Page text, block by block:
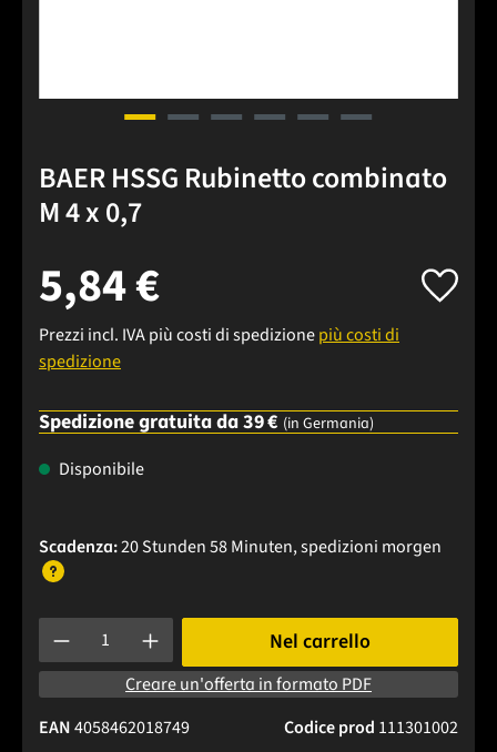
BAER HSSG Rubinetto combinato
M 4 x 0,7
5,84 €
Prezzi incl. IVA più costi di spedizionepiù costi di
spedizione
Spedizione gratuita da 39 € (in Germania)
Disponibile
Scadenza:20 Stunden 58 Minuten, spedizioni morgen
Quantità del prodotto: inserisci la quantità desiderata o
Nel carrello
Creare un'offerta in formato PDF
Codice prod 111301002
EAN4058462018749